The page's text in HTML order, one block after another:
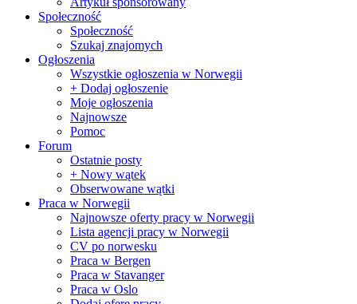
Społeczność
Społeczność
Szukaj znajomych
Ogłoszenia
Wszystkie ogłoszenia w Norwegii
+ Dodaj ogłoszenie
Moje ogłoszenia
Najnowsze
Pomoc
Forum
Ostatnie posty
+ Nowy wątek
Obserwowane wątki
Praca w Norwegii
Najnowsze oferty pracy w Norwegii
Lista agencji pracy w Norwegii
CV po norwesku
Praca w Bergen
Praca w Stavanger
Praca w Oslo